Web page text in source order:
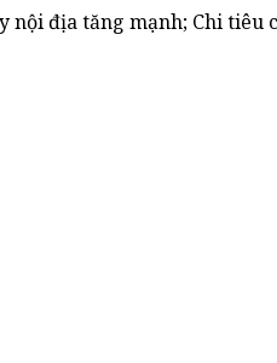
địa tăng mạnh; Chi tiêu